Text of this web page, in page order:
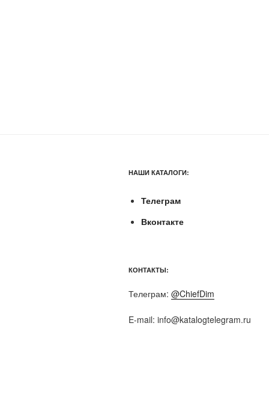
НАШИ КАТАЛОГИ:
Телеграм
Вконтакте
КОНТАКТЫ:
Телеграм: @ChiefDim
E-mail: info@katalogtelegram.ru